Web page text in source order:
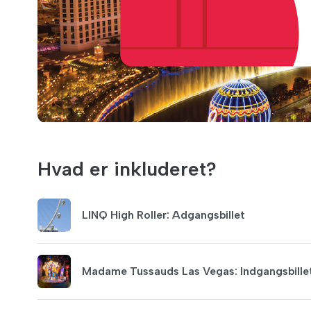
Hvad er inkluderet?
LINQ High Roller: Adgangsbillet
Madame Tussauds Las Vegas: